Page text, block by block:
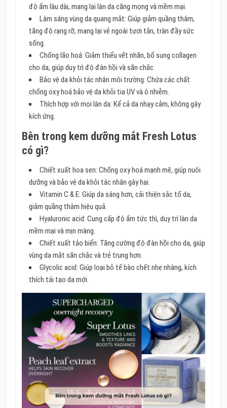
độ ẩm lâu dài, mang lại làn da căng mọng và mềm mại.
Làm sáng vùng da quang mắt: Giúp giảm quầng thâm,
tăng độ rạng rỡ, mang lại vẻ ngoài tươi tắn, tràn đầy sức
sống.
Chống lão hoá: Giảm thiểu vết nhăn, bổ sung collagen
cho da, giúp duy trì độ đàn hồi và săn chắc.
Bảo vệ da khỏi tác nhân môi trường: Chứa các chất
chống oxy hoá bảo vệ da khỏi tia UV và ô nhiễm.
Thích hợp với mọi làn da: Kể cả da nhạy cảm, không gây
kích ứng.
Bên trong kem dưỡng mắt Fresh Lotus
có gì?
Chiết xuất hoa sen: Chống oxy hoá mạnh mẽ, giúp nuôi
dưỡng và bảo vệ da khỏi tác nhân gây hại.
Vitamin C & E: Giúp da sáng hơn, cải thiện sắc tố da,
giảm quầng thâm hiệu quả.
Hyaluronic acid: Cung cấp độ ẩm tức thì, duy trì làn da
mềm mại và mịn màng.
Chiết xuất tảo biển: Tăng cường độ đàn hồi cho da, giúp
vùng da mắt săn chắc và trẻ trung hơn.
Glycolic acid: Giúp loại bỏ tế bào chết nhẹ nhàng, kích
thích tái tạo da mới.